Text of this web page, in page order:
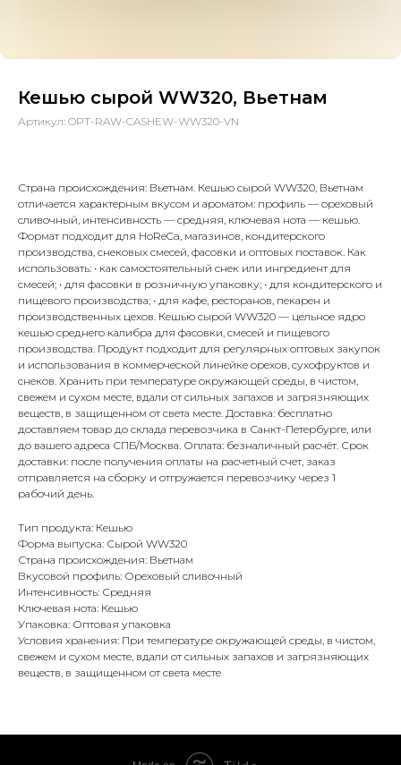
Кешью сырой WW320, Вьетнам
Артикул: OPT-RAW-CASHEW-WW320-VN
Страна происхождения: Вьетнам. Кешью сырой WW320, Вьетнам
отличается характерным вкусом и ароматом: профиль — ореховый
сливочный, интенсивность — средняя, ключевая нота — кешью.
Формат подходит для HoReCa, магазинов, кондитерского
производства, снековых смесей, фасовки и оптовых поставок. Как
использовать: • как самостоятельный снек или ингредиент для
смесей; • для фасовки в розничную упаковку; • для кондитерского и
пищевого производства; • для кафе, ресторанов, пекарен и
производственных цехов. Кешью сырой WW320 — цельное ядро
кешью среднего калибра для фасовки, смесей и пищевого
производства. Продукт подходит для регулярных оптовых закупок
и использования в коммерческой линейке орехов, сухофруктов и
снеков. Хранить при температуре окружающей среды, в чистом,
свежем и сухом месте, вдали от сильных запахов и загрязняющих
веществ, в защищенном от света месте. Доставка: бесплатно
доставляем товар до склада перевозчика в Санкт-Петербурге, или
до вашего адреса СПБ/Москва. Оплата: безналичный расчёт. Срок
доставки: после получения оплаты на расчетный счет, заказ
отправляется на сборку и отгружается перевозчику через 1
рабочий день.
Тип продукта: Кешью
Форма выпуска: Сырой WW320
Страна происхождения: Вьетнам
Вкусовой профиль: Ореховый сливочный
Интенсивность: Средняя
Ключевая нота: Кешью
Упаковка: Оптовая упаковка
Условия хранения: При температуре окружающей среды, в чистом,
свежем и сухом месте, вдали от сильных запахов и загрязняющих
веществ, в защищенном от света месте